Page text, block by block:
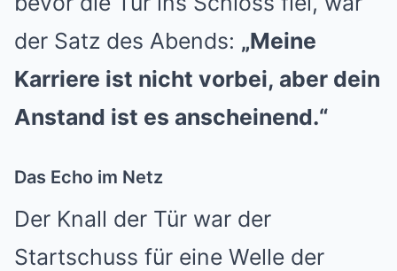
der Satz des Abends: „Meine
Karriere ist nicht vorbei, aber dein
Anstand ist es anscheinend.“
Das Echo im Netz
Der Knall der Tür war der
Startschuss für eine Welle der